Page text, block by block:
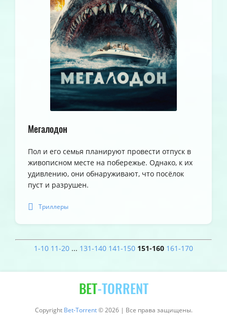
Мегалодон
Пол и его семья планируют провести отпуск в
живописном месте на побережье. Однако, к их
удивлению, они обнаруживают, что посёлок
пуст и разрушен.
Триллеры
1-10 11-20 ... 131-140 141-150 151-160 161-170
BET-TORRENT
Copyright Bet-Torrent© 2026 | Все права защищены.